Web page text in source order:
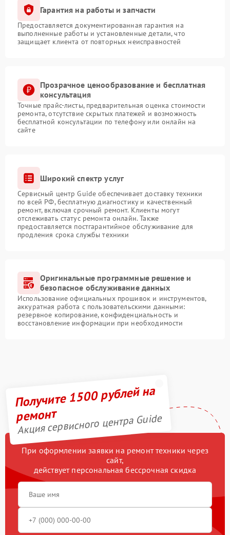
Гарантия на работы и запчасти
Предоставляется документированная гарантия на
выполненные работы и установленные детали, что
защищает клиента от повторных неисправностей
Прозрачное ценообразование и бесплатная
консультация
Точные прайс-листы, предварительная оценка стоимости
ремонта, отсутствие скрытых платежей и возможность
бесплатной консультации по телефону или онлайн на
сайте
Широкий спектр услуг
Сервисный центр Guide обеспечивает доставку техники
по всей РФ, бесплатную диагностику и качественный
ремонт, включая срочный ремонт. Клиенты могут
отслеживать статус ремонта онлайн. Также
предоставляется постгарантийное обслуживание для
продления срока службы техники
Оригинальные программные решение и
безопасное обслуживание данных
Использование официальных прошивок и инструментов,
аккуратная работа с пользовательскими данными:
резервное копирование, конфиденциальность и
восстановление информации при необходимости
Получите 1500 рублей на
ремонт
Акция сервисного центра Guide
При оформлении заявки на ремонт техники через
сайт,
действует персональная бессрочная скидка